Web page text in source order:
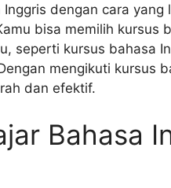
dengan cara yang
bisa memilih kursus
seperti kursus bahasa
mengikuti kursus
dan efektif.
Bahasa